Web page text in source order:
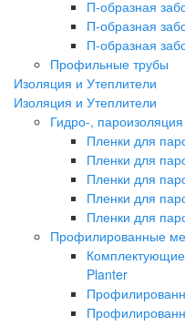
П-образная
П-образная
П-образная
Профильные трубы
Изоляция и Утеплители
Изоляция и Утеплители
Гидро-, пароизоляция
Пленки для
Пленки для
Пленки для
Пленки для
Пленки для
Профилированные
Planter